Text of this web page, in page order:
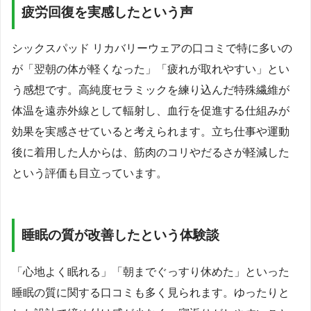
疲労回復を実感したという声
シックスパッド リカバリーウェアの口コミで特に多いの
が「翌朝の体が軽くなった」「疲れが取れやすい」とい
う感想です。高純度セラミックを練り込んだ特殊繊維が
体温を遠赤外線として輻射し、血行を促進する仕組みが
効果を実感させていると考えられます。立ち仕事や運動
後に着用した人からは、筋肉のコリやだるさが軽減した
という評価も目立っています。
睡眠の質が改善したという体験談
「心地よく眠れる」「朝までぐっすり休めた」といった
睡眠の質に関する口コミも多く見られます。ゆったりと